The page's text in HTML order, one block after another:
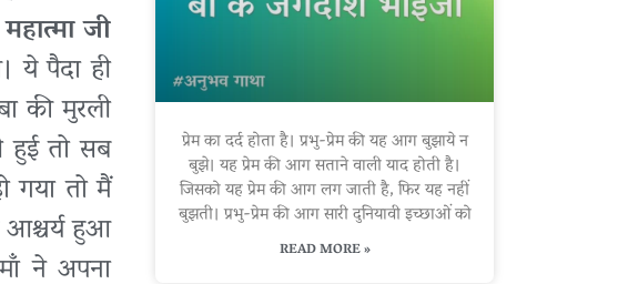
जी
ये पैदा ही
की मुरली
हुई तो सब
गया तो मैं
हुआ
ने अपना
प्रेम का दर्द होता है। प्रभु-प्रेम की यह आग बुझाये न
बुझे। यह प्रेम की आग सताने वाली याद होती है।
जिसको यह प्रेम की आग लग जाती है, फिर यह नहीं
बुझती। प्रभु-प्रेम की आग सारी दुनियावी इच्छाओं को
READ MORE »